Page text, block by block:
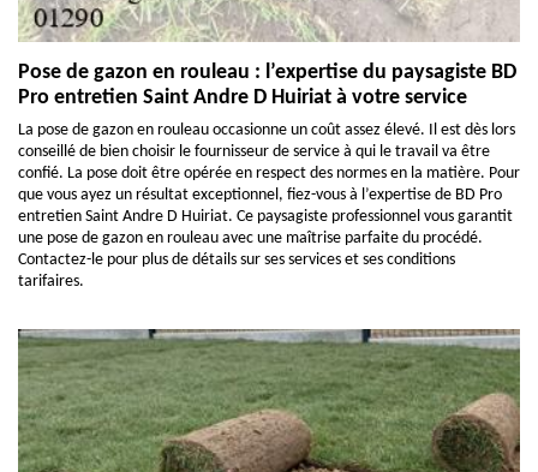
Pose de gazon en rouleau : l’expertise du paysagiste BD
Pro entretien Saint Andre D Huiriat à votre service
La pose de gazon en rouleau occasionne un coût assez élevé. Il est dès lors
conseillé de bien choisir le fournisseur de service à qui le travail va être
confié. La pose doit être opérée en respect des normes en la matière. Pour
que vous ayez un résultat exceptionnel, fiez-vous à l’expertise de BD Pro
entretien Saint Andre D Huiriat. Ce paysagiste professionnel vous garantit
une pose de gazon en rouleau avec une maîtrise parfaite du procédé.
Contactez-le pour plus de détails sur ses services et ses conditions
tarifaires.